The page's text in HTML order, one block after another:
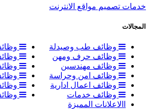
خدمات تصميم مواقع الانترنت
المجالات
وظائف طب وصيدلة
وظائف حرف ومهن
وظائف مهندسين
وظائف امن وحراسة
وظائف اعمال ادارية
وظائف خدمات
االاعلانات المميزة